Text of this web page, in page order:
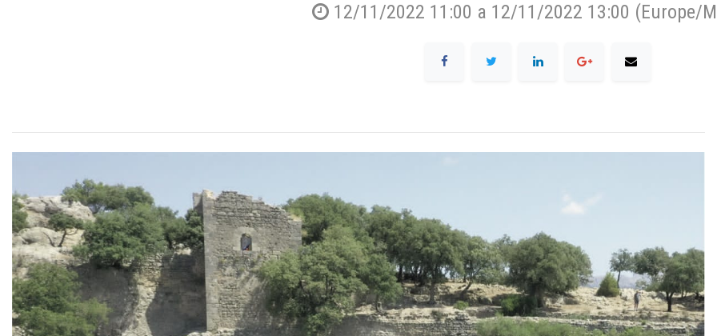
12/11/2022 11:00 a 12/11/2022 13:00 (Europe/